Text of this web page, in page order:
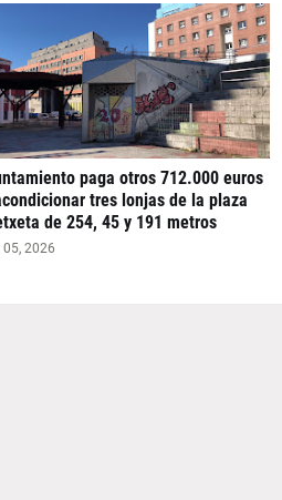
paga otros 712.000 euros
tres lonjas de la plaza
de 254, 45 y 191 metros
2026